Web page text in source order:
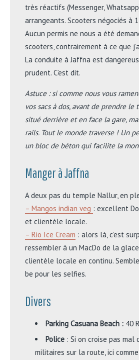
très réactifs (Messenger,
arrangeants. Scooters négociés à
Aucun permis ne nous a été
scooters, contrairement à ce que
La conduite à Jaffna est
prudent. C’est dit.
Astuce : si comme nous vous
vos sacs à dos, avant de prendre le
situé derrière et en face la gare,
rails. Tout le monde traverse ! Un
un bloc de béton qui facilite la
Manger à Jaffna
A deux pas du temple Nallur, en
– Mangos indian veg : excellent
et clientèle locale.
– Rio Ice Cream : alors là, c’est
ressembler à un MacDo de la
clientèle locale en continu.
be pour les selfies.
Divers
Parking Casuana Beach : 40
Police : Si on croise pas mal
militaires sur la route, ici